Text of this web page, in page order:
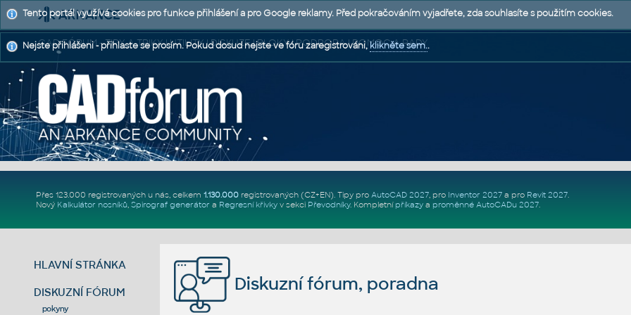
CAD FÓRUM - TIPY A TRIKY | UTILITY | DISKUZE | BLOKY | PODPORA | POMOC A RADY
Přes 123.000 registrovaných u nás, celkem 1.130.000registrovaných (CZ+EN). Tipy pro AutoCAD 2027, pro Inventor 2027a pro Revit 2027.
Nový Kalkulátor nosníků, Spirograf generátor a Regresní křivkyv sekci Převodníky. Kompletní příkazya proměnné AutoCADu 2027.
HLAVNÍ STRÁNKA
DISKUZNÍ FÓRUM
pokyny
Diskuzní fórum, poradna
Tento portál využívá cookies pro funkce přihlášení a pro Google reklamy. Před pokračováním vyjadřete, zda souhlasíte s použitím cookies.
Nejste přihlášeni - přihlaste se prosím. Pokud dosud nejste ve fóru zaregistrováni,klikněte sem..